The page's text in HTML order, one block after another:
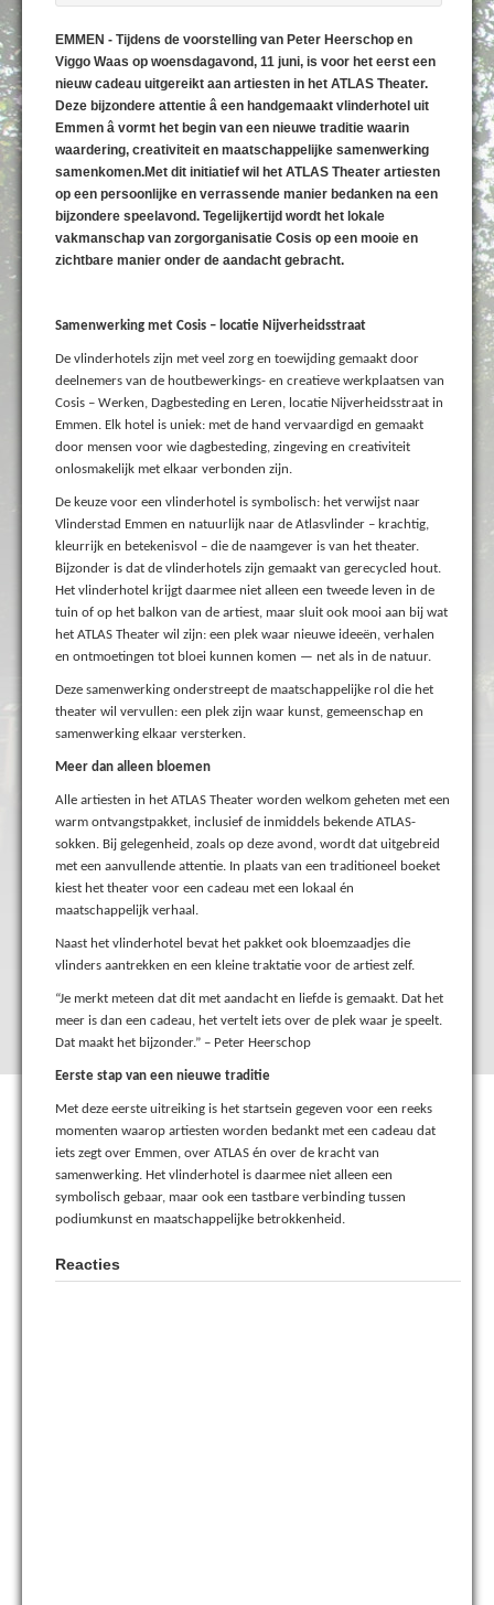
EMMEN - Tijdens de voorstelling van Peter Heerschop en
Viggo Waas op woensdagavond, 11 juni, is voor het eerst een
nieuw cadeau uitgereikt aan artiesten in het ATLAS Theater.
Deze bijzondere attentie â een handgemaakt vlinderhotel uit
Emmen â vormt het begin van een nieuwe traditie waarin
waardering, creativiteit en maatschappelijke samenwerking
samenkomen.Met dit initiatief wil het ATLAS Theater artiesten
op een persoonlijke en verrassende manier bedanken na een
bijzondere speelavond. Tegelijkertijd wordt het lokale
vakmanschap van zorgorganisatie Cosis op een mooie en
zichtbare manier onder de aandacht gebracht.
Samenwerking met Cosis – locatie Nijverheidsstraat
De vlinderhotels zijn met veel zorg en toewijding gemaakt door
deelnemers van de houtbewerkings- en creatieve werkplaatsen van
Cosis – Werken, Dagbesteding en Leren, locatie Nijverheidsstraat in
Emmen. Elk hotel is uniek: met de hand vervaardigd en gemaakt
door mensen voor wie dagbesteding, zingeving en creativiteit
onlosmakelijk met elkaar verbonden zijn.
De keuze voor een vlinderhotel is symbolisch: het verwijst naar
Vlinderstad Emmen en natuurlijk naar de Atlasvlinder – krachtig,
kleurrijk en betekenisvol – die de naamgever is van het theater.
Bijzonder is dat de vlinderhotels zijn gemaakt van gerecycled hout.
Het vlinderhotel krijgt daarmee niet alleen een tweede leven in de
tuin of op het balkon van de artiest, maar sluit ook mooi aan bij wat
het ATLAS Theater wil zijn: een plek waar nieuwe ideeën, verhalen
en ontmoetingen tot bloei kunnen komen — net als in de natuur.
Deze samenwerking onderstreept de maatschappelijke rol die het
theater wil vervullen: een plek zijn waar kunst, gemeenschap en
samenwerking elkaar versterken.
Meer dan alleen bloemen
Alle artiesten in het ATLAS Theater worden welkom geheten met een
warm ontvangstpakket, inclusief de inmiddels bekende ATLAS-
sokken. Bij gelegenheid, zoals op deze avond, wordt dat uitgebreid
met een aanvullende attentie. In plaats van een traditioneel boeket
kiest het theater voor een cadeau met een lokaal én
maatschappelijk verhaal.
Naast het vlinderhotel bevat het pakket ook bloemzaadjes die
vlinders aantrekken en een kleine traktatie voor de artiest zelf.
“Je merkt meteen dat dit met aandacht en liefde is gemaakt. Dat het
meer is dan een cadeau, het vertelt iets over de plek waar je speelt.
Dat maakt het bijzonder.” – Peter Heerschop
Eerste stap van een nieuwe traditie
Met deze eerste uitreiking is het startsein gegeven voor een reeks
momenten waarop artiesten worden bedankt met een cadeau dat
iets zegt over Emmen, over ATLAS én over de kracht van
samenwerking. Het vlinderhotel is daarmee niet alleen een
symbolisch gebaar, maar ook een tastbare verbinding tussen
podiumkunst en maatschappelijke betrokkenheid.
Reacties